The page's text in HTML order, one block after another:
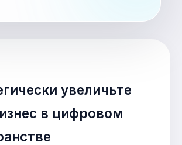
увеличьте
в цифровом